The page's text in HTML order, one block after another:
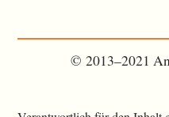
© 2013–2021